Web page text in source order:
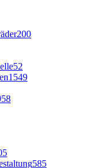
200
52
1549
585